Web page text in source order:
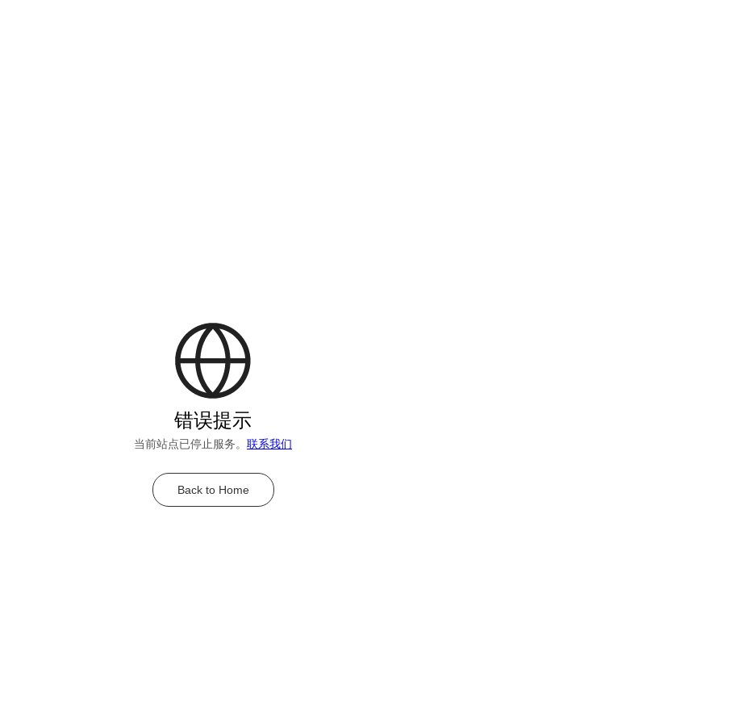
错误提示
当前站点已停止服务。 联系我们
Back to Home